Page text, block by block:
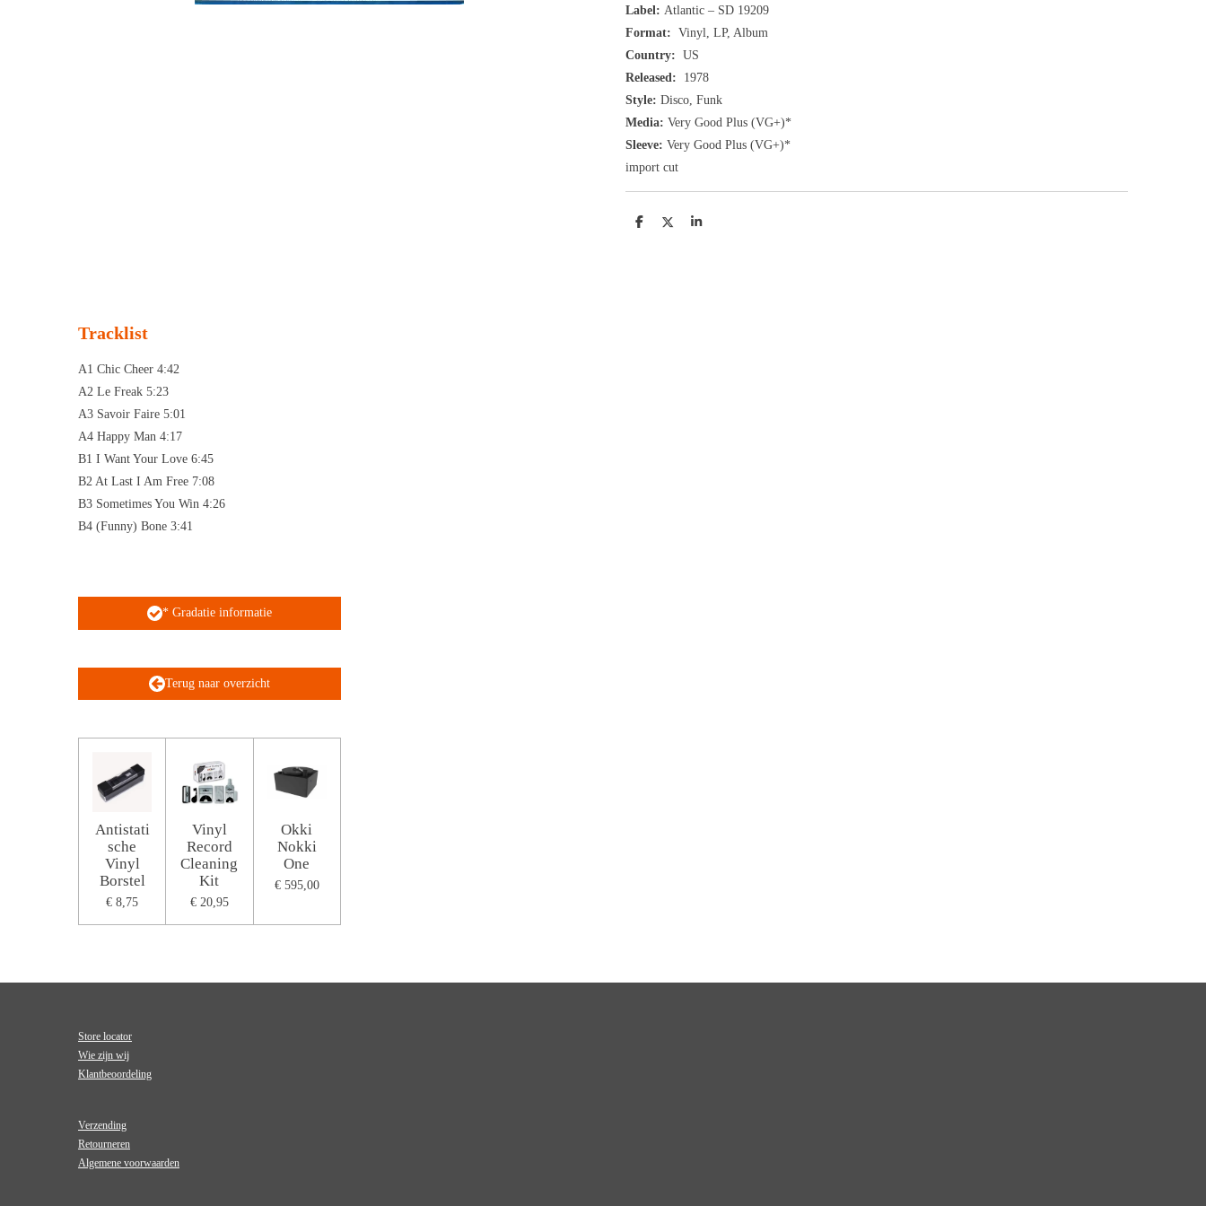
Label: Atlantic ‎– SD 19209
Format: Vinyl, LP, Album
Country: US
Released: 1978
Style: Disco, Funk
Media: Very Good Plus (VG+)*
Sleeve: Very Good Plus (VG+)*
import cut
D
D
S
Tracklist
A1 Chic Cheer 4:42
A2 Le Freak 5:23
A3 Savoir Faire 5:01
A4 Happy Man 4:17
B1 I Want Your Love 6:45
B2 At Last I Am Free 7:08
B3 Sometimes You Win 4:26
B4 (Funny) Bone 3:41
* Gradatie informatie
Terug naar overzicht
Antistati
sche
Vinyl
Borstel
€ 8,75
Vinyl
Record
Cleaning
Kit
€ 20,95
Okki
Nokki
One
€ 595,00
Store locator
Wie zijn wij
Klantbeoordeling
Verzending
Retourneren
Algemene voorwaarden